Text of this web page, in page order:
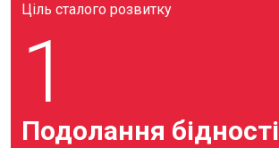
Ціль сталого розвитку
1
Подолання бідності